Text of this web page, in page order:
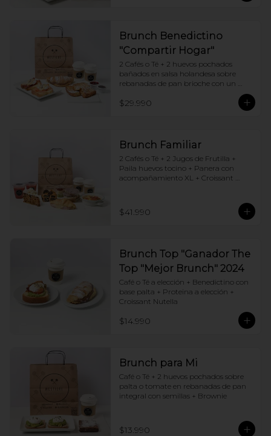
Brunch Benedictino
"Compartir Hogar"
2 Cafés o Té + 2 huevos pochados
bañados en salsa holandesa sobre
rebanadas de pan brioche con un
ingrediente de tu elección + Tostadas
francesas + Croissant de tu elección
$29.990
Brunch Familiar
2 Cafés o Té + 2 Jugos de Frutilla +
Paila huevos tocino + Panera con
acompañamiento XL + Croissant
$41.990
Brunch Top "Ganador The
Top "Mejor Brunch" 2024
Café o Té a elección + Benedictino con
base palta + Proteina a elección +
Croissant Nutella
$14.990
Brunch para Mi
Café o Té + 2 huevos pochados sobre
palta o tomate en rebanadas de pan
integral con semillas + Brownie
$13.990